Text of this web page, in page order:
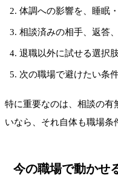
体調への影響を、睡眠
相談済みの相手、返答
退職以外に試せる選択
次の職場で避けたい条
特に重要なのは、相談の有
いなら、それ自体も職場条
今の職場で動かせ